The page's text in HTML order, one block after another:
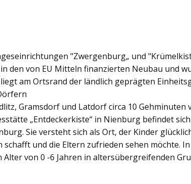
"Zwergenburg„ und
den von EU Mitteln finanzierten Neubau und
am Ortsrand der ländlich geprägten
Gramsdorf und Latdorf circa 10 Gehminuten
„Entdeckerkiste“ in Nienburg befindet
Sie versteht sich als Ort, der Kinder
und die Eltern zufrieden sehen möchte.
Alter von 0 -6 Jahren in altersübergreifenden